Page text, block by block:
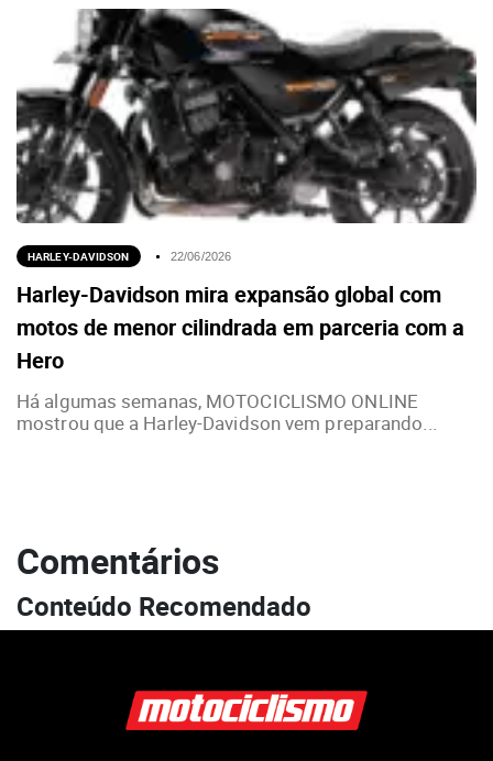
HARLEY-DAVIDSON 22/06/2026
Harley-Davidson mira expansão global com
motos de menor cilindrada em parceria com a
Hero
Há algumas semanas, MOTOCICLISMO ONLINE
mostrou que a Harley-Davidson vem preparando...
Comentários
Conteúdo Recomendado